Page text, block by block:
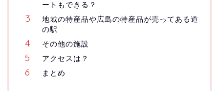
ートもできる？
地域の特産品や広島の特産品が売ってある道
の駅
その他の施設
アクセスは？
まとめ